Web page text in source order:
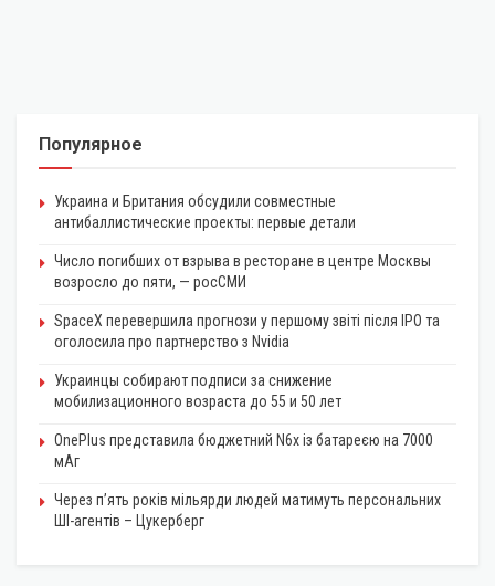
Популярное
Украина и Британия обсудили совместные
антибаллистические проекты: первые детали
Число погибших от взрыва в ресторане в центре Москвы
возросло до пяти, — росСМИ
SpaceX перевершила прогнози у першому звіті після IPO та
оголосила про партнерство з Nvidia
Украинцы собирают подписи за снижение
мобилизационного возраста до 55 и 50 лет
OnePlus представила бюджетний N6x із батареєю на 7000
мАг
Через п’ять років мільярди людей матимуть персональних
ШІ-агентів – Цукерберг